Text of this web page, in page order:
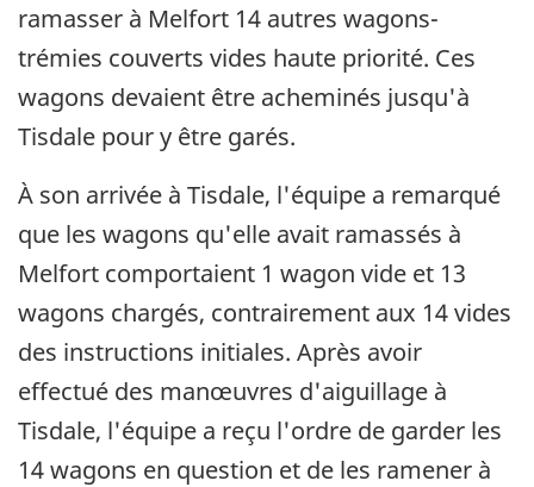
ramasser à Melfort 14 autres wagons-
trémies couverts vides haute priorité. Ces
wagons devaient être acheminés jusqu'à
Tisdale pour y être garés.
À son arrivée à Tisdale, l'équipe a remarqué
que les wagons qu'elle avait ramassés à
Melfort comportaient 1 wagon vide et 13
wagons chargés, contrairement aux 14 vides
des instructions initiales. Après avoir
effectué des manœuvres d'aiguillage à
Tisdale, l'équipe a reçu l'ordre de garder les
14 wagons en question et de les ramener à